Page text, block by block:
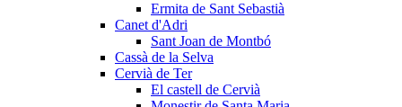
Ermita de Sant Sebastià
Canet d'Adri
Sant Joan de Montbó
Cassà de la Selva
Cervià de Ter
El castell de Cervià